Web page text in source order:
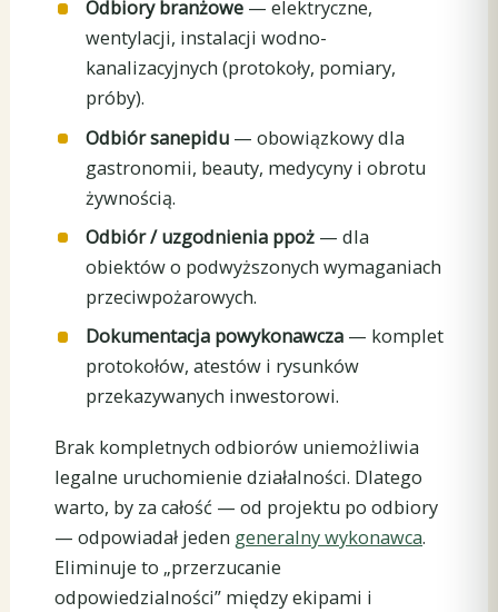
Odbiory branżowe— elektryczne,
wentylacji, instalacji wodno-
kanalizacyjnych (protokoły, pomiary,
próby).
Odbiór sanepidu— obowiązkowy dla
gastronomii, beauty, medycyny i obrotu
żywnością.
Odbiór / uzgodnienia ppoż— dla
obiektów o podwyższonych wymaganiach
przeciwpożarowych.
Dokumentacja powykonawcza— komplet
protokołów, atestów i rysunków
przekazywanych inwestorowi.
Brak kompletnych odbiorów uniemożliwia
legalne uruchomienie działalności. Dlatego
warto, by za całość — od projektu po odbiory
— odpowiadał jeden generalny wykonawca.
Eliminuje to „przerzucanie
odpowiedzialności” między ekipami i